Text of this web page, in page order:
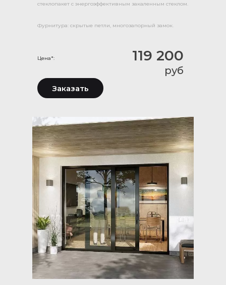
119 200
руб
Цена*:
стеклопакет с энергоэффективным закаленным стеклом.
Фурнитура: скрытые петли, многозапорный замок.
Заказать